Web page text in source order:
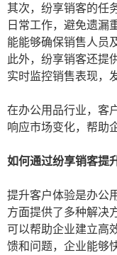
其次，纷享销客的任
日常工作，避免遗漏
能能够确保销售人员
此外，纷享销客还提
实时监控销售表现，
在办公用品行业，客
响应市场变化，帮助
如何通过纷享销客提
提升客户体验是办公
方面提供了多种解决
可以帮助企业建立高
馈和问题，企业能够